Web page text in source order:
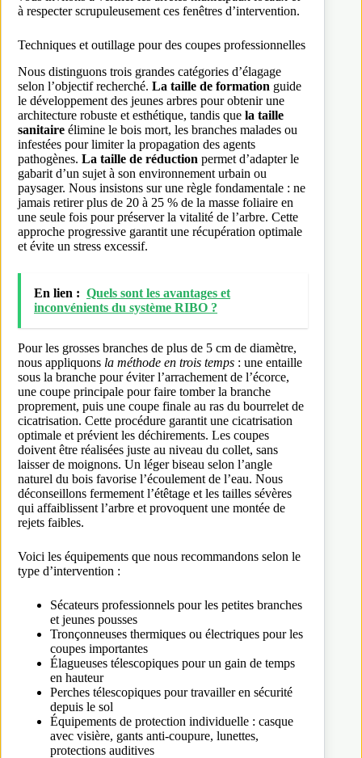
à respecter scrupuleusement ces fenêtres d’intervention.
Techniques et outillage pour des coupes professionnelles
Nous distinguons trois grandes catégories d’élagage
selon l’objectif recherché. La taille de formation guide
le développement des jeunes arbres pour obtenir une
architecture robuste et esthétique, tandis que la taille
sanitaire élimine le bois mort, les branches malades ou
infestées pour limiter la propagation des agents
pathogènes. La taille de réduction permet d’adapter le
gabarit d’un sujet à son environnement urbain ou
paysager. Nous insistons sur une règle fondamentale : ne
jamais retirer plus de 20 à 25 % de la masse foliaire en
une seule fois pour préserver la vitalité de l’arbre. Cette
approche progressive garantit une récupération optimale
et évite un stress excessif.
En lien : Quels sont les avantages et
inconvénients du système RIBO ?
Pour les grosses branches de plus de 5 cm de diamètre,
nous appliquons la méthode en trois temps : une entaille
sous la branche pour éviter l’arrachement de l’écorce,
une coupe principale pour faire tomber la branche
proprement, puis une coupe finale au ras du bourrelet de
cicatrisation. Cette procédure garantit une cicatrisation
optimale et prévient les déchirements. Les coupes
doivent être réalisées juste au niveau du collet, sans
laisser de moignons. Un léger biseau selon l’angle
naturel du bois favorise l’écoulement de l’eau. Nous
déconseillons fermement l’étêtage et les tailles sévères
qui affaiblissent l’arbre et provoquent une montée de
rejets faibles.
Voici les équipements que nous recommandons selon le
type d’intervention :
Sécateurs professionnels pour les petites branches
et jeunes pousses
Tronçonneuses thermiques ou électriques pour les
coupes importantes
Élagueuses télescopiques pour un gain de temps
en hauteur
Perches télescopiques pour travailler en sécurité
depuis le sol
Équipements de protection individuelle : casque
avec visière, gants anti-coupure, lunettes,
protections auditives